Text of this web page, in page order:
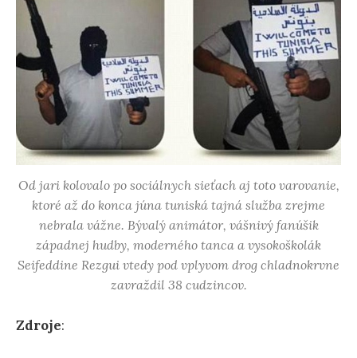
Od jari kolovalo po sociálnych sieťach aj toto varovanie,
ktoré až do konca júna tuniská tajná služba zrejme
nebrala vážne. Bývalý animátor, vášnivý fanúšik
západnej hudby, moderného tanca a vysokoškolák
Seifeddine Rezgui vtedy pod vplyvom drog chladnokrvne
zavraždil 38 cudzincov.
Zdroje: